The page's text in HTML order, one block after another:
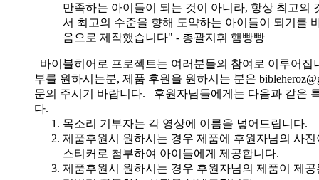
만족하는 아이들이 되는 것이 아니라, 항상 최고의
서 최고의 수준을 향해 도약하는 아이들이 되기를
음으로 제작했습니다" - 총괄지휘 햄빵빵
바이블히어로 프로젝트는 여러분들의 참여로 이루어집
부를 원하시는분, 제품 후원을 원하시는 분은
문의 주시기 바랍니다. 후원자님들에게는 다음과 같은
다.
목소리 기부자는 각 영상에 이름을 넣어드립니다.
제품후원시 원하시는 경우 제품에 후원자님의 사
스티커로 첨부하여 아이들에게 제공합니다.
제품후원시 원하시는 경우 후원자님의 제품이 제